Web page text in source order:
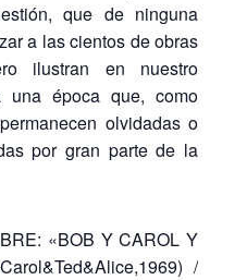
que de ninguna
a las cientos de obras
ilustran en nuestro
una época que, como
olvidadas o
por gran parte de la
«BOB Y CAROL Y
/